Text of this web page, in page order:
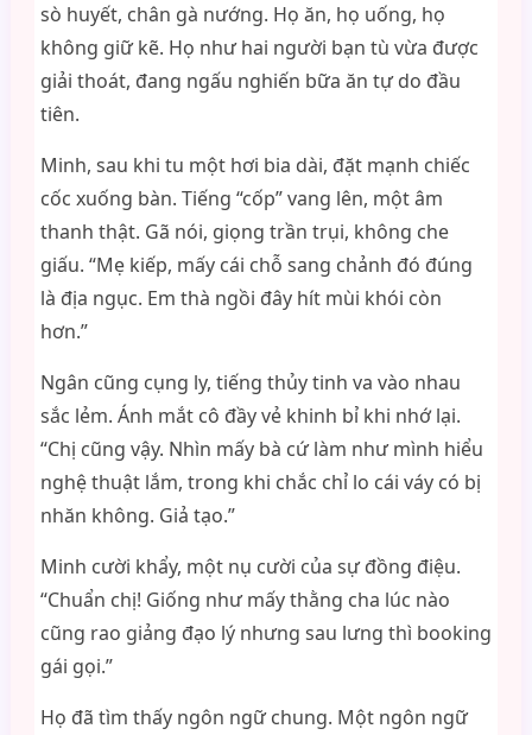
sò huyết, chân gà nướng. Họ ăn, họ uống, họ
không giữ kẽ. Họ như hai người bạn tù vừa được
giải thoát, đang ngấu nghiến bữa ăn tự do đầu
tiên.
Minh, sau khi tu một hơi bia dài, đặt mạnh chiếc
cốc xuống bàn. Tiếng “cốp” vang lên, một âm
thanh thật. Gã nói, giọng trần trụi, không che
giấu. “Mẹ kiếp, mấy cái chỗ sang chảnh đó đúng
là địa ngục. Em thà ngồi đây hít mùi khói còn
hơn.”
Ngân cũng cụng ly, tiếng thủy tinh va vào nhau
sắc lẻm. Ánh mắt cô đầy vẻ khinh bỉ khi nhớ lại.
“Chị cũng vậy. Nhìn mấy bà cứ làm như mình hiểu
nghệ thuật lắm, trong khi chắc chỉ lo cái váy có bị
nhăn không. Giả tạo.”
Minh cười khẩy, một nụ cười của sự đồng điệu.
“Chuẩn chị! Giống như mấy thằng cha lúc nào
cũng rao giảng đạo lý nhưng sau lưng thì booking
gái gọi.”
Họ đã tìm thấy ngôn ngữ chung. Một ngôn ngữ